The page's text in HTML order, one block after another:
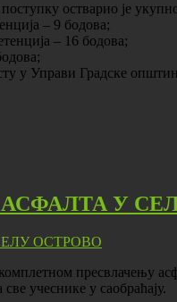
остварио је
– 9 бодова;
– 16 бодова;
у Управи Градске
У
пресвлачењу
учеснике у саобраћају.